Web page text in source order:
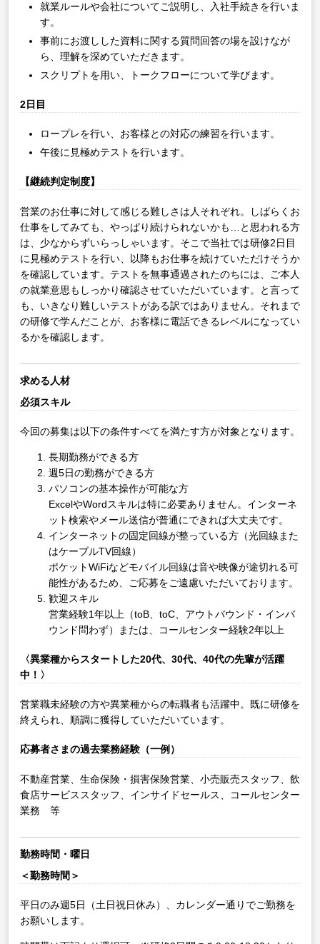
就業ルールや会社についてご説明し、入社手続きを行いま
す。
事前にお渡しした資料に関する質問回答の場を設けなが
ら、理解を深めていただきます。
スクリプトを用い、トークフローについて学びます。
2日目
ロープレを行い、お客様との対応の練習を行います。
午後に見極めテストを行います。
【継続判定制度】
営業のお仕事に対して感じる難しさは人それぞれ。しばらくお
仕事をしてみても、やっぱり続けられないかも…と思われる方
は、少なからずいらっしゃいます。そこで当社では研修2日目
に見極めテストを行い、以降もお仕事を続けていただけそうか
を確認しています。テストを無事通過されたのちには、ご本人
の就業意思もしっかり確認させていただいています。と言って
も、いきなり難しいテストがある訳ではありません。それまで
の研修で学んだことが、お客様に電話できるレベルになってい
るかを確認します。
求める人材
必須スキル
今回の募集は以下の条件すべてを満たす方が対象となります。
長期勤務ができる方
週5日の勤務ができる方
パソコンの基本操作が可能な方
ExcelやWordスキルは特に必要ありません。インターネ
ット検索やメール送信が普通にできれば大丈夫です。
インターネットの固定回線が整っている方（光回線また
はケーブルTV回線）
ポケットWiFiなどモバイル回線は音や映像が途切れる可
能性があるため、ご応募をご遠慮いただいております。
歓迎スキル
営業経験1年以上（toB、toC、アウトバウンド・インバ
ウンド問わず）または、コールセンター経験2年以上
〈異業種からスタートした20代、30代、40代の先輩が活躍
中！〉
営業職未経験の方や異業種からの転職者も活躍中。既に研修を
終えられ、順調に獲得していただいています。
応募者さまの過去業務経験（一例）
不動産営業、生命保険・損害保険営業、小売販売スタッフ、飲
食店サービススタッフ、インサイドセールス、コールセンター
業務 等
勤務時間・曜日
＜勤務時間＞
平日のみ週5日（土日祝日休み）、カレンダー通りでご勤務を
お願いします。